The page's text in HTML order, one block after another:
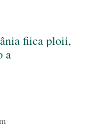
fiica ploii,
a